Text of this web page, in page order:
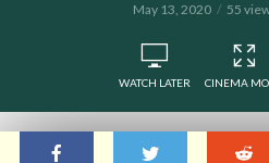
May 13, 2020 55
WATCH LATER CINEMA